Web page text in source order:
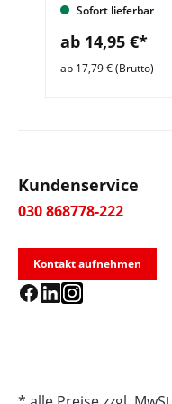
Sofort lieferbar
ab 14,95 €*
ab 17,79 € (Brutto)
Kundenservice
030 868778-222
Kontakt aufnehmen